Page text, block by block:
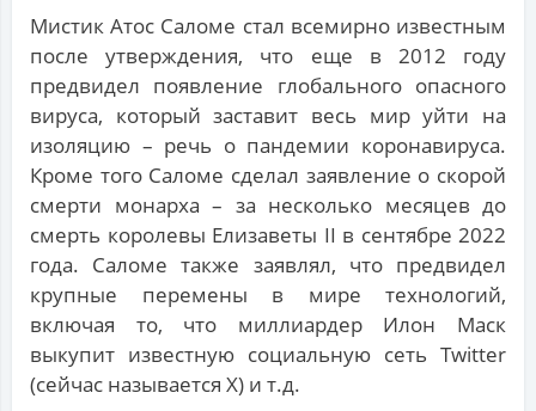
Мистик Атос Саломе стал всемирно известным
после утверждения, что еще в 2012 году
предвидел появление глобального опасного
вируса, который заставит весь мир уйти на
изоляцию – речь о пандемии коронавируса.
Кроме того Саломе сделал заявление о скорой
смерти монарха – за несколько месяцев до
смерть королевы Елизаветы II в сентябре 2022
года. Саломе также заявлял, что предвидел
крупные перемены в мире технологий,
включая то, что миллиардер Илон Маск
выкупит известную социальную сеть Twitter
(сейчас называется X) и т.д.